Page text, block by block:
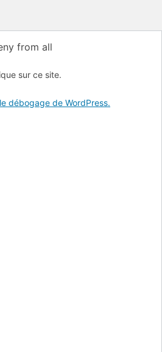
from all
sur ce site.
débogage de WordPress.